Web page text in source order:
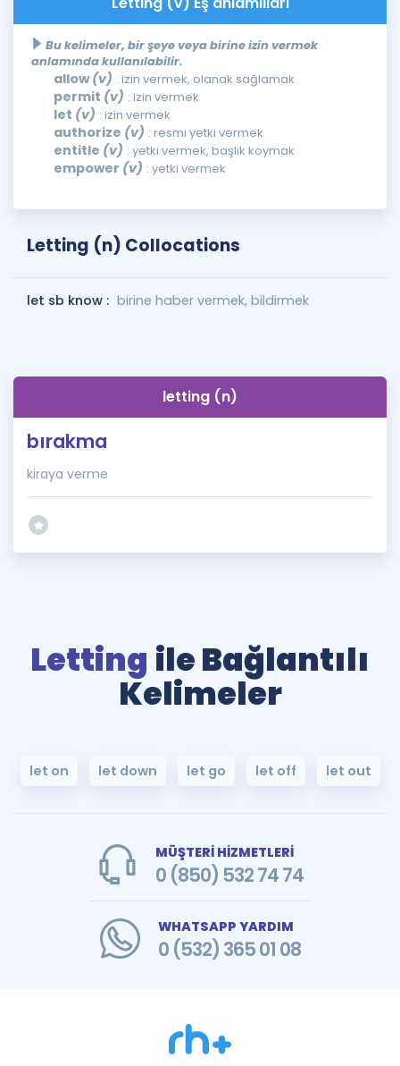
Bu kelimeler, bir şeye veya birine izin vermek
anlamında kullanılabilir.
allow(v) : izin vermek, olanak sağlamak
permit (v) : izin vermek
let (v) : izin vermek
authorize (v) : resmi yetki vermek
entitle (v) : yetki vermek, başlık koymak
empower (v) : yetki vermek
Letting (n) Collocations
let sb know : birine haber vermek, bildirmek
letting (n)
bırakma
kiraya verme
Letting ile Bağlantılı
Kelimeler
let on let down let go let off let out
MÜŞTERİ HİZMETLERİ
0 (850) 532 74 74
WHATSAPP YARDIM
0 (532) 365 01 08